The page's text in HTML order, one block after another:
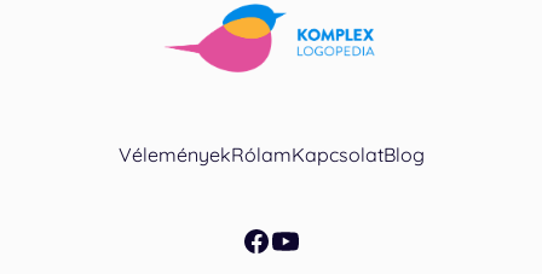
VéleményekRólamKapcsolatBlog